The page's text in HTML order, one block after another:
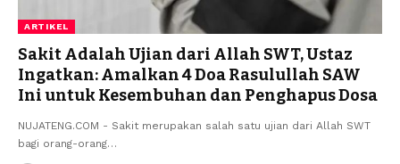
ARTIKEL
Sakit Adalah Ujian dari Allah SWT, Ustaz
Ingatkan: Amalkan 4 Doa Rasulullah SAW
Ini untuk Kesembuhan dan Penghapus Dosa
NUJATENG.COM - Sakit merupakan salah satu ujian dari Allah SWT
bagi orang-orang…